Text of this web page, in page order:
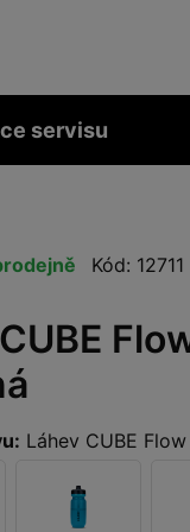
servisu
Kód: 12711
Láhev CUBE